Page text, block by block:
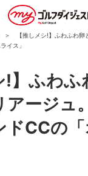
【推しメシ!】ふわふわ
イス」
!】ふわ
ージュ
ドCCの